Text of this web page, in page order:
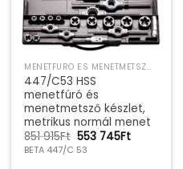
MENETFÚRÓ ÉS MENETMETSZŐ SZERSZÁMKÉSZLET
447/C53 HSS
menetfúró és
menetmetsző készlet,
metrikus normál menet
851 915Ft Original
price
was:
553 745FtCurrent
BETA 447/C 53